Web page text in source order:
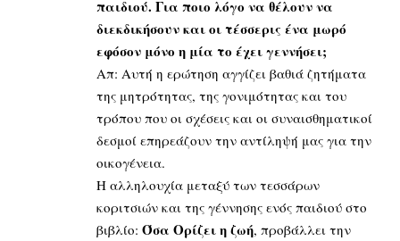
παιδιού. Για ποιο λόγο να θέλουν να
διεκδικήσουν και οι τέσσερις ένα μωρό
εφόσον μόνο η μία το έχει γεννήσει;
Απ: Αυτή η ερώτηση αγγίζει βαθιά ζητήματα
της μητρότητας, της γονιμότητας και του
τρόπου που οι σχέσεις και οι συναισθηματικοί
δεσμοί επηρεάζουν την αντίληψή μας για την
οικογένεια.
Η αλληλουχία μεταξύ των τεσσάρων
κοριτσιών και της γέννησης ενός παιδιού στο
βιβλίο: Όσα Ορίζει η ζωή, προβάλλει την